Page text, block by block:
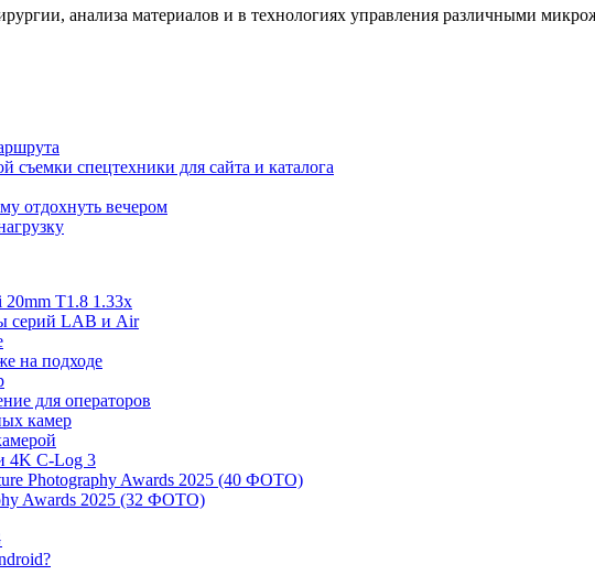
анализа материалов и в технологиях управления различными
спецтехники для сайта и каталога
отдохнуть вечером
T1.8 1.33x
серий LAB и Air
на подходе
для операторов
камер
4K C-Log 3
Photography Awards 2025 (40 ФОТО)
Awards 2025 (32 ФОТО)